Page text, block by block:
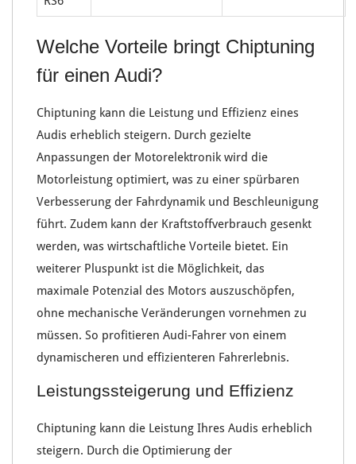
Welche Vorteile bringt Chiptuning
für einen Audi?
Chiptuning kann die Leistung und Effizienz eines
Audis erheblich steigern. Durch gezielte
Anpassungen der Motorelektronikwird die
Motorleistung optimiert, was zu einer spürbaren
Verbesserung der Fahrdynamikund Beschleunigung
führt. Zudem kann der Kraftstoffverbrauch gesenkt
werden, was wirtschaftliche Vorteile bietet. Ein
weiterer Pluspunkt ist die Möglichkeit, das
maximale Potenzial des Motors auszuschöpfen,
ohne mechanische Veränderungen vornehmen zu
müssen. So profitieren Audi-Fahrer von einem
dynamischeren und effizienteren Fahrerlebnis.
Leistungssteigerung und Effizienz
Chiptuning kann die Leistung Ihres Audis erheblich
steigern. Durch die Optimierung der